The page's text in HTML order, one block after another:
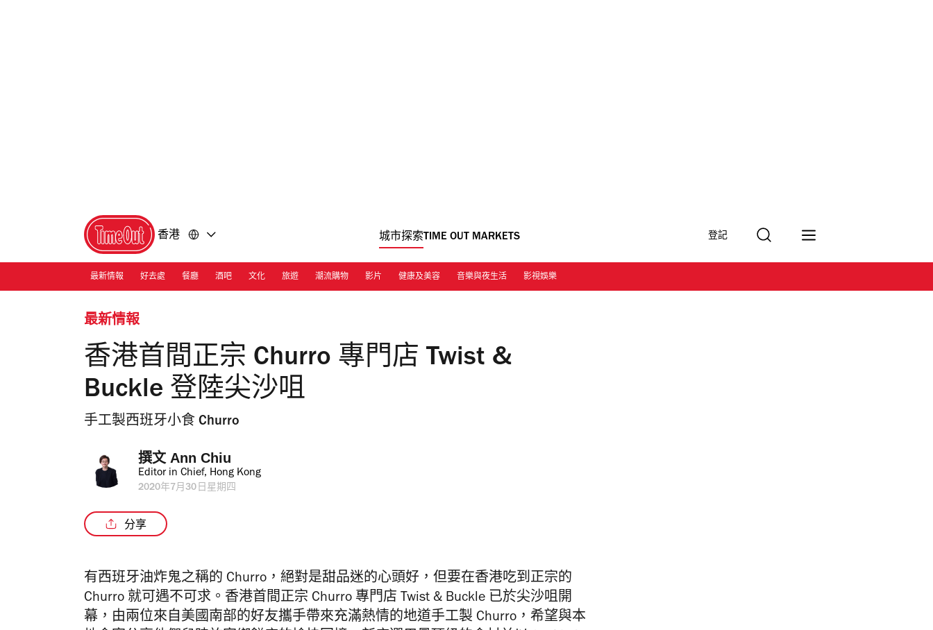
香港 城市探索TIME OUT MARKETS 登記
最新情報 好去處 餐廳 酒吧 文化 旅遊 潮流購物 影片 健康及美容 音樂與夜生活 影視娛樂
最新情報
香港首間正宗 Churro 專門店 Twist &
Buckle 登陸尖沙咀
手工製西班牙小食 Churro
撰文 Ann Chiu
Editor in Chief, Hong Kong
2020年7月30日星期四
分享
有西班牙油炸鬼之稱的 Churro，絕對是甜品迷的心頭好，但要在香港吃到正宗的
Churro 就可遇不可求。 香港首間正宗 Churro 專門店 Twist & Buckle 已於尖沙咀開
幕， 由兩位來自美國南部的好友攜手帶來充滿熱情的地道手工製 Churro ，希望與本